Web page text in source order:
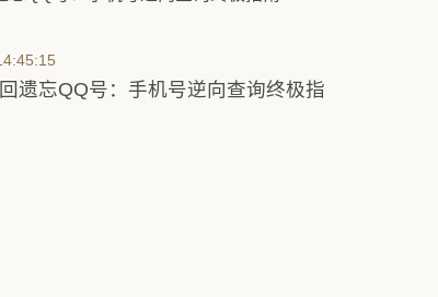
遗忘QQ号：手机号逆向查询终极指